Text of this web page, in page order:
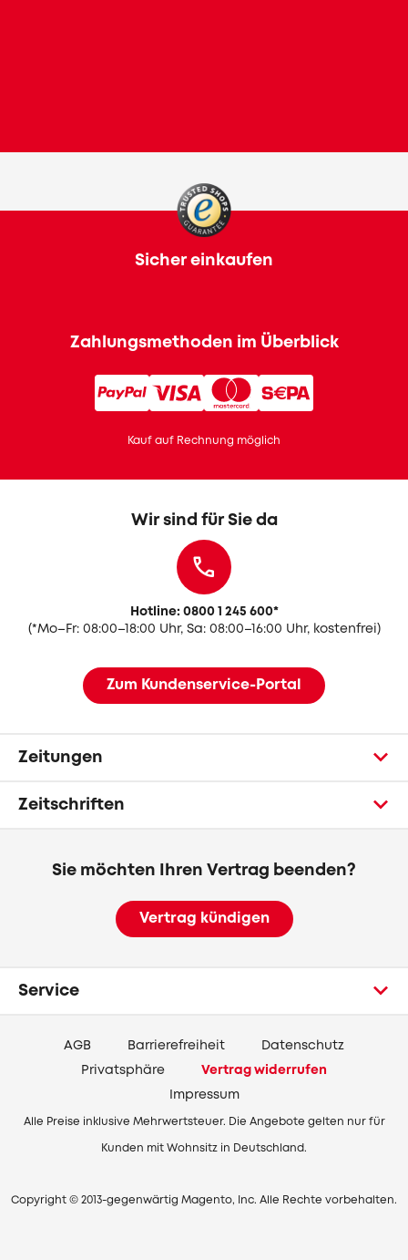
Zahlungsmethoden im Überblick
Kauf auf Rechnung möglich
Sicher einkaufen
Wir sind für Sie da
Hotline: 0800 1 245 600*
(*Mo–Fr: 08:00–18:00 Uhr, Sa: 08:00–16:00 Uhr, kostenfrei)
Zum Kundenservice-Portal
Zeitungen
Zeitschriften
Sie möchten Ihren Vertrag beenden?
Vertrag kündigen
Service
AGB Barrierefreiheit Datenschutz
Privatsphäre Vertrag widerrufen
Impressum
Alle Preise inklusive Mehrwertsteuer. Die Angebote gelten nur für
Kunden mit Wohnsitz in Deutschland.
Copyright © 2013-gegenwärtig Magento, Inc. Alle Rechte vorbehalten.